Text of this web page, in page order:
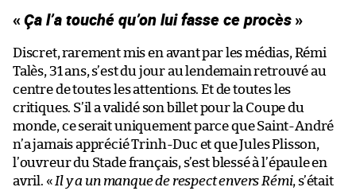
«Ça l’a touché qu’on lui fasse ce procès»
Discret, rarement mis en avant par les médias, Rémi
Talès, 31 ans, s’est du jour au lendemain retrouvé au
centre de toutes les attentions. Et de toutes les
critiques. S’il a validé son billet pour la Coupe du
monde, ce serait uniquement parce que Saint-André
n’a jamais apprécié Trinh-Duc et que Jules Plisson,
l’ouvreur du Stade français, s’est blessé à l’épaule en
avril. « Il y a un manque de respect envers Rémi, s’était